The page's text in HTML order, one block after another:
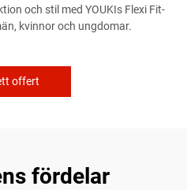
och stil med YOUKIs Flexi Fit-
kvinnor och ungdomar.
offert
fördelar